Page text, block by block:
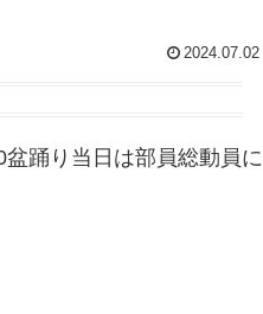
2024.07.02
踊り当日は部員総動員に